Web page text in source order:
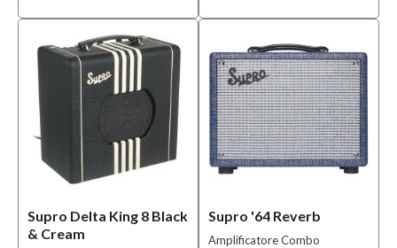
Supro Delta King 8 Black
& Cream
Supro '64 Reverb
Amplificatore Combo